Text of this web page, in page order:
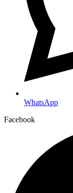
WhatsApp
Facebook